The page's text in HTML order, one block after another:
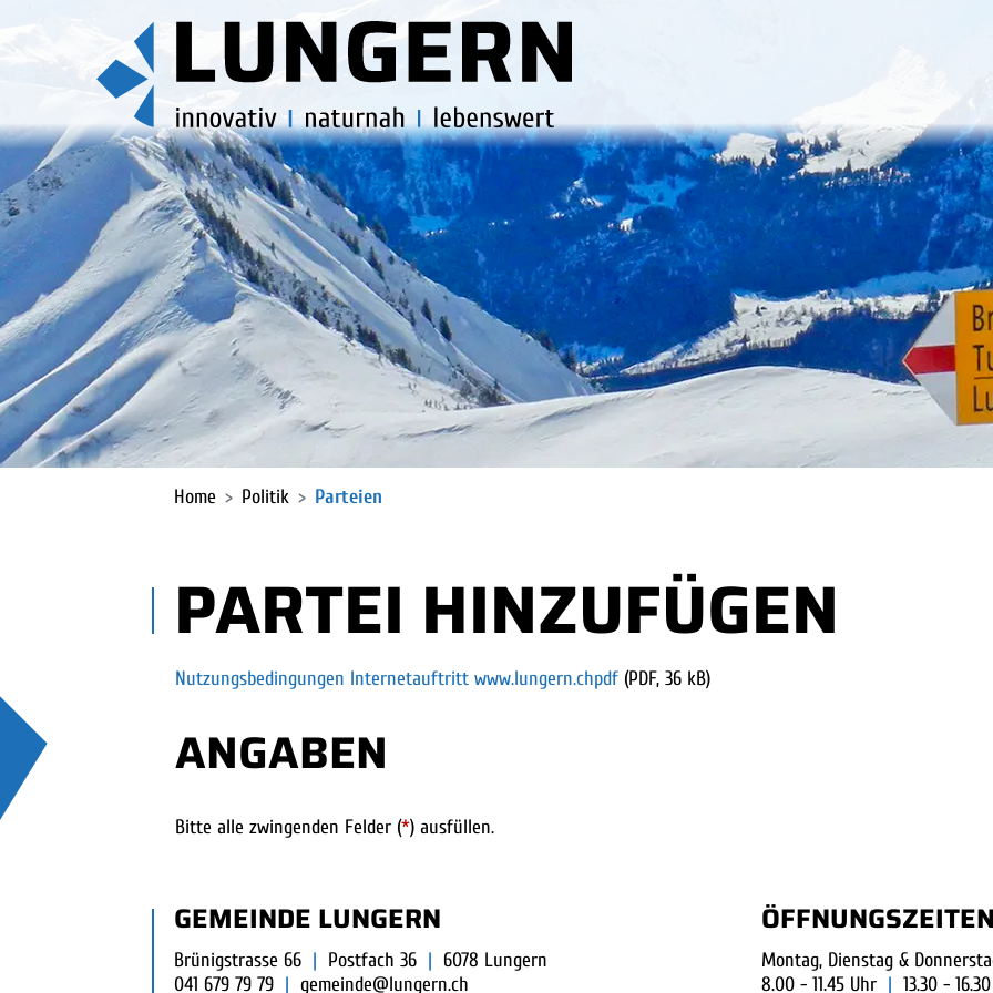
KOPFZEILE
Home Politik Parteien
PARTEI HINZUFÜGEN
Nutzungsbedingungen Internetauftritt www.lungern.chpdf (PDF, 36 kB)
ANGABEN
Bitte alle zwingenden Felder (*) ausfüllen.
FUSSBEREICHGEMEINDE LUNGERN
Brünigstrasse 66 | Postfach 36 | 6078 Lungern
041 679 79 79 | gemeinde@lungern.ch
ÖFFNUNGSZEITEN
Montag, Dienstag &
8.00 - 11.45 Uhr | 13.30 -